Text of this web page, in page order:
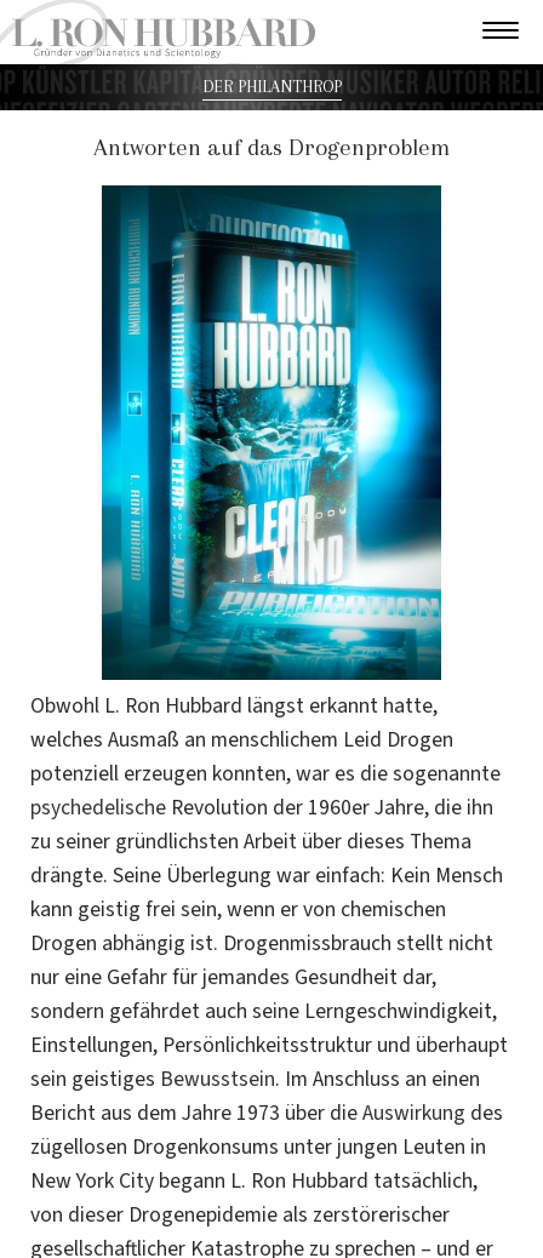
DER PHILANTHROP
Antworten auf das Drogenproblem
Obwohl L. Ron Hubbard längst erkannt hatte,
welches Ausmaß an menschlichem Leid Drogen
potenziell erzeugen konnten, war es die sogenannte
psychedelische Revolution der 1960er Jahre, die ihn
zu seiner gründlichsten Arbeit über dieses Thema
drängte. Seine Überlegung war einfach: Kein Mensch
kann geistig frei sein, wenn er von chemischen
Drogen abhängig ist. Drogenmissbrauch stellt nicht
nur eine Gefahr für jemandes Gesundheit dar,
sondern gefährdet auch seine Lerngeschwindigkeit,
Einstellungen, Persönlichkeitsstruktur und überhaupt
sein geistiges Bewusstsein. Im Anschluss an einen
Bericht aus dem Jahre 1973 über dieAuswirkung des
zügellosen Drogenkonsums unter jungen Leuten in
New York City begann L. Ron Hubbard tatsächlich,
von dieser Drogenepidemie als zerstörerischer
gesellschaftlicher Katastrophe zu sprechen – und er